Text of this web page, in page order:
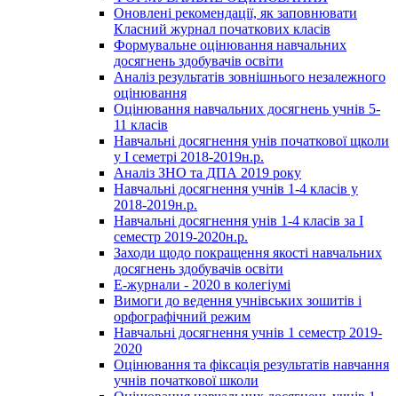
Оновлені рекомендації, як заповнювати
Класний журнал початкових класів
Формувальне оцінювання навчальних
досягнень здобувачів освіти
Аналіз результатів зовнішнього незалежного
оцінювання
Оцінювання навчальних досягнень учнів 5-
11 класів
Навчальні досягнення унів початкової щколи
у І семетрі 2018-2019н.р.
Аналіз ЗНО та ДПА 2019 року
Навчальні досягнення учнів 1-4 класів у
2018-2019н.р.
Навчальні досягнення унів 1-4 класів за І
семестр 2019-2020н.р.
Заходи щодо покращення якості навчальних
досягнень здобувачів освіти
Е-журнали - 2020 в колегіумі
Вимоги до ведення учнівських зошитів і
орфографічний режим
Навчальні досягнення учнів 1 семестр 2019-
2020
Оцінювання та фіксація результатів навчання
учнів початкової школи